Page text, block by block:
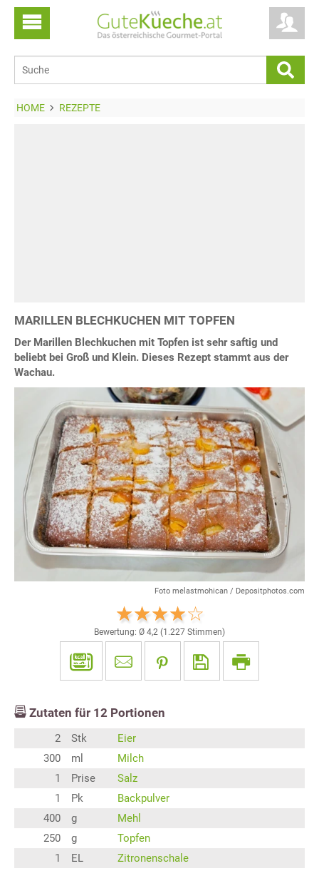
HOME REZEPTE
MARILLEN BLECHKUCHEN MIT TOPFEN
Der Marillen Blechkuchen mit Topfen ist sehr saftig und
beliebt bei Groß und Klein. Dieses Rezept stammt aus der
Wachau.
Foto melastmohican / Depositphotos.com
Bewertung: Ø 4,2 (1.227 Stimmen)
Zutaten für 12 Portionen
2 Stk
Eier
300
ml
Milch
1
Prise
Salz
1
Pk
Backpulver
400
g
Mehl
250
g
Topfen
1
EL
Zitronenschale